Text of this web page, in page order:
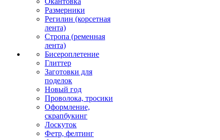
Размерники
Регилин (корсетная
лента)
Стропа (ременная
лента)
Бисероплетение
Глиттер
Заготовки для
поделок
Новый год
Проволока, тросики
Оформление,
скрапбукинг
Лоскуток
Фетр, фелтинг